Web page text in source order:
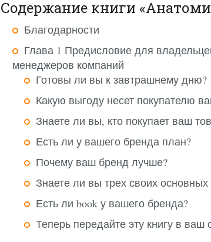
Содержание книги
Благодарности
Глава 1 Предисловие для
менеджеров компаний
Готовы ли вы к завтрашнему дню?
Какую выгоду несет покупателю
Знаете ли вы, кто покупает ваш
Есть ли у вашего бренда план?
Почему ваш бренд лучше?
Знаете ли вы трех своих основных
Есть ли book у вашего бренда?
Теперь передайте эту книгу в ваш